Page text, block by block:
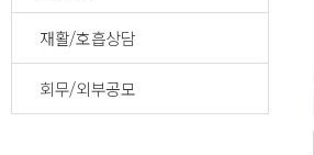
재활/호흡상담
회무/외부공모